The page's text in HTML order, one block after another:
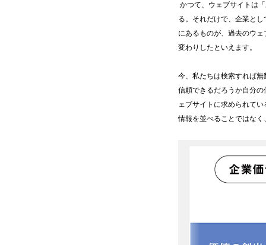
かつて、ウェブサイトは
る。それだけで、企業と
にあるものが、過去のウ
変わりしたといえます。
今、私たちは検索すれば
信頼できるだろうか自分
ェブサイトに求められてい
情報を並べることではな